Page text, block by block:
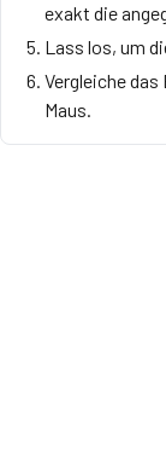
exakt die
Lass los, um
Vergleiche das
Maus.